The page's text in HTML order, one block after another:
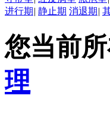
进行期 | 静止期 消退期 |
您当前所
理